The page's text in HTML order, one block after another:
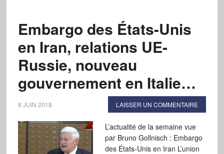
Embargo des États-Unis
en Iran, relations UE-
Russie, nouveau
gouvernement en Italie…
8 JUIN 2018 LAISSER UN COMMENTAIRE
L’actualité de la semaine vue
par Bruno Gollnisch : Embargo
des États-Unis en Iran L’union